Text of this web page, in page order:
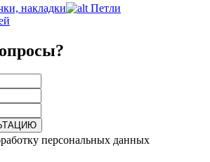
накладки
Петли
персональных данных